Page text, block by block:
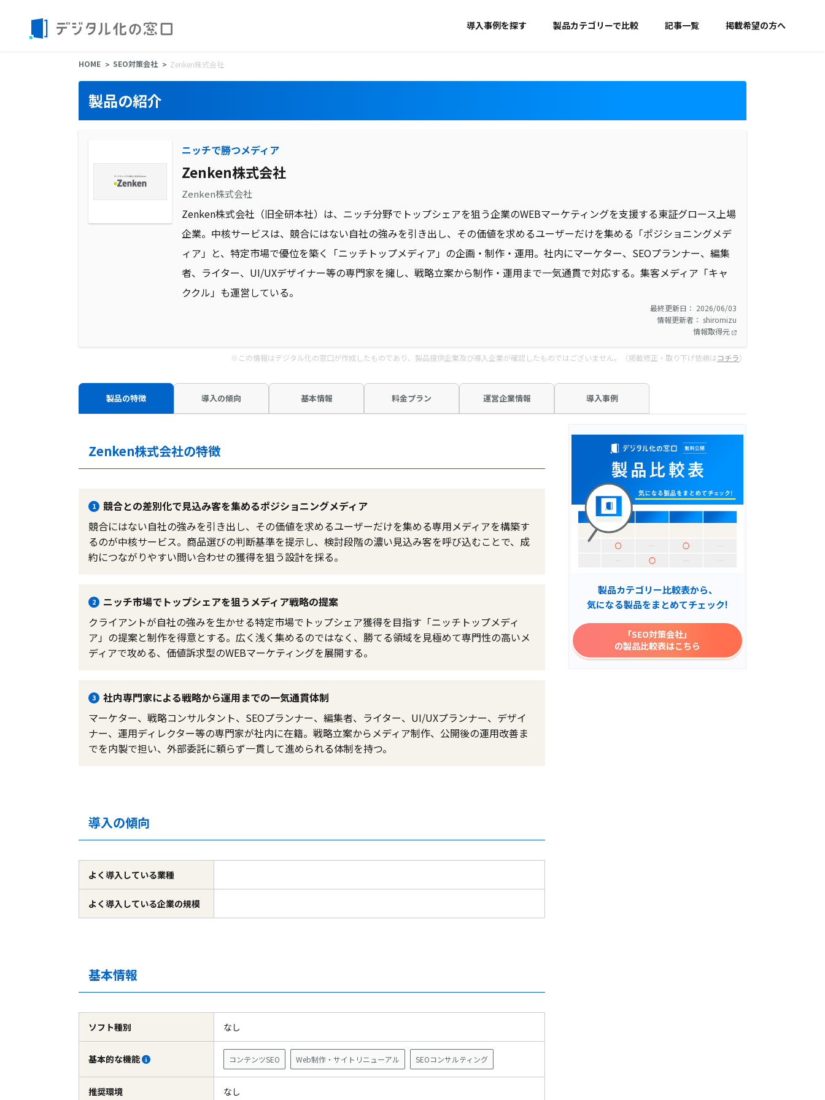
導入事例を探す 製品カテゴリーで比較 記事一覧 掲載希望の方へ
HOME SEO対策会社 Zenken株式会社
製品の紹介
ニッチで勝つメディア
Zenken株式会社
Zenken株式会社
Zenken株式会社（旧全研本社）は、ニッチ分野でトップシェアを狙う企業のWEBマーケティングを支援する東証グロース上場
企業。中核サービスは、競合にはない自社の強みを引き出し、その価値を求めるユーザーだけを集める「ポジショニングメデ
ィア」と、特定市場で優位を築く「ニッチトップメディア」の企画・制作・運用。社内にマーケター、SEOプランナー、編集
者、ライター、UI/UXデザイナー等の専門家を擁し、戦略立案から制作・運用まで一気通貫で対応する。集客メディア「キャ
ククル」も運営している。
最終更新日： 2026/06/03
情報更新者： shiromizu
情報取得元
※この情報はデジタル化の窓口が作成したものであり、製品提供企業及び導入企業が確認したものではございません。（掲載修正・取り下げ依頼はコチラ）
製品の特徴 導入の傾向 基本情報 料金プラン 運営企業情報 導入事例
Zenken株式会社の特徴
1
競合との差別化で見込み客を集めるポジショニングメディア
競合にはない自社の強みを引き出し、その価値を求めるユーザーだけを集める専用メディアを構築す
るのが中核サービス。商品選びの判断基準を提示し、検討段階の濃い見込み客を呼び込むことで、成
約につながりやすい問い合わせの獲得を狙う設計を採る。
2
ニッチ市場でトップシェアを狙うメディア戦略の提案
クライアントが自社の強みを生かせる特定市場でトップシェア獲得を目指す「ニッチトップメディ
ア」の提案と制作を得意とする。広く浅く集めるのではなく、勝てる領域を見極めて専門性の高いメ
ディアで攻める、価値訴求型のWEBマーケティングを展開する。
3
社内専門家による戦略から運用までの一気通貫体制
マーケター、戦略コンサルタント、SEOプランナー、編集者、ライター、UI/UXプランナー、デザイ
ナー、運用ディレクター等の専門家が社内に在籍。戦略立案からメディア制作、公開後の運用改善ま
でを内製で担い、外部委託に頼らず一貫して進められる体制を持つ。
導入の傾向
よく導入している業種
よく導入している企業の規模
基本情報
ソフト種別 なし
基本的な機能 コンテンツSEO Web制作・サイトリニューアル SEOコンサルティング
推奨環境 なし
製品カテゴリー比較表から、
気になる製品をまとめてチェック!
「SEO対策会社」
の製品比較表はこちら